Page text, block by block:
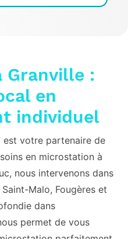
Granville :
en
individuel
est votre partenaire de
en microstation à
nous intervenons dans
Malo, Fougères et
dans
permet de vous